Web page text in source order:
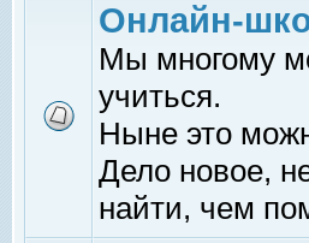
Онлайн-
Мы многому
учиться.
Ныне это
Дело новое,
найти, чем